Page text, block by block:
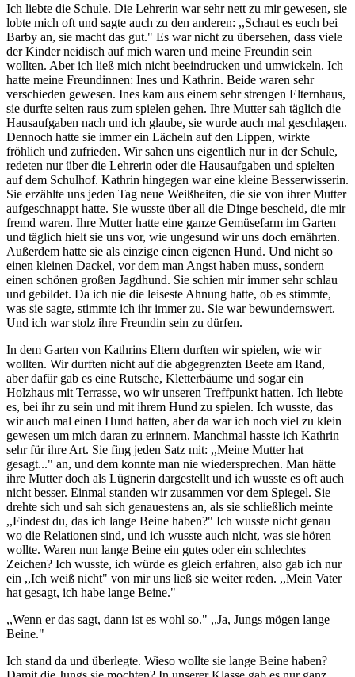
Ich liebte die Schule. Die Lehrerin war sehr nett zu mir gewesen, sie
lobte mich oft und sagte auch zu den anderen: ,,Schaut es euch bei
Barby an, sie macht das gut." Es war nicht zu übersehen, dass viele
der Kinder neidisch auf mich waren und meine Freundin sein
wollten. Aber ich ließ mich nicht beeindrucken und umwickeln. Ich
hatte meine Freundinnen: Ines und Kathrin. Beide waren sehr
verschieden gewesen. Ines kam aus einem sehr strengen Elternhaus,
sie durfte selten raus zum spielen gehen. Ihre Mutter sah täglich die
Hausaufgaben nach und ich glaube, sie wurde auch mal geschlagen.
Dennoch hatte sie immer ein Lächeln auf den Lippen, wirkte
fröhlich und zufrieden. Wir sahen uns eigentlich nur in der Schule,
redeten nur über die Lehrerin oder die Hausaufgaben und spielten
auf dem Schulhof. Kathrin hingegen war eine kleine Besserwisserin.
Sie erzählte uns jeden Tag neue Weißheiten, die sie von ihrer Mutter
aufgeschnappt hatte. Sie wusste über all die Dinge bescheid, die mir
fremd waren. Ihre Mutter hatte eine ganze Gemüsefarm im Garten
und täglich hielt sie uns vor, wie ungesund wir uns doch ernährten.
Außerdem hatte sie als einzige einen eigenen Hund. Und nicht so
einen kleinen Dackel, vor dem man Angst haben muss, sondern
einen schönen großen Jagdhund. Sie schien mir immer sehr schlau
und gebildet. Da ich nie die leiseste Ahnung hatte, ob es stimmte,
was sie sagte, stimmte ich ihr immer zu. Sie war bewundernswert.
Und ich war stolz ihre Freundin sein zu dürfen.
In dem Garten von Kathrins Eltern durften wir spielen, wie wir
wollten. Wir durften nicht auf die abgegrenzten Beete am Rand,
aber dafür gab es eine Rutsche, Kletterbäume und sogar ein
Holzhaus mit Terrasse, wo wir unseren Treffpunkt hatten. Ich liebte
es, bei ihr zu sein und mit ihrem Hund zu spielen. Ich wusste, das
wir auch mal einen Hund hatten, aber da war ich noch viel zu klein
gewesen um mich daran zu erinnern. Manchmal hasste ich Kathrin
sehr für ihre Art. Sie fing jeden Satz mit: ,,Meine Mutter hat
gesagt..." an, und dem konnte man nie wiedersprechen. Man hätte
ihre Mutter doch als Lügnerin dargestellt und ich wusste es oft auch
nicht besser. Einmal standen wir zusammen vor dem Spiegel. Sie
drehte sich und sah sich genauestens an, als sie schließlich meinte
,,Findest du, das ich lange Beine haben?" Ich wusste nicht genau
wo die Relationen sind, und ich wusste auch nicht, was sie hören
wollte. Waren nun lange Beine ein gutes oder ein schlechtes
Zeichen? Ich wusste, ich würde es gleich erfahren, also gab ich nur
ein ,,Ich weiß nicht" von mir uns ließ sie weiter reden. ,,Mein Vater
hat gesagt, ich habe lange Beine."
,,Wenn er das sagt, dann ist es wohl so." ,,Ja, Jungs mögen lange
Beine."
Ich stand da und überlegte. Wieso wollte sie lange Beine haben?